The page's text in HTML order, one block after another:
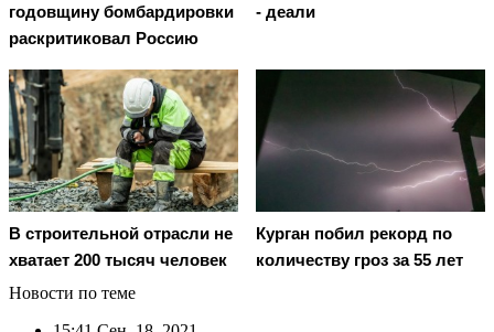
годовщину бомбардировки
раскритиковал Россию
- деали
В строительной отрасли не
хватает 200 тысяч человек
Курган побил рекорд по
количеству гроз за 55 лет
Новости по теме